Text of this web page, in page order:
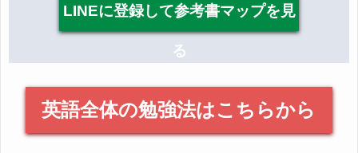
LINEに登録して参考書マップを見
る
英語全体の勉強法はこちらから